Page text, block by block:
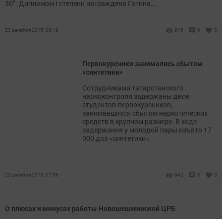
30": Дипломом I степени награждена Гатина...
23 декабря 2015, 08:19 916 0 0
Первокурсники занимались сбытом
«синтетики»
Сотрудниками татарстанского
наркоконтроля задержаны двое
студентов-первокурсников,
занимавшихся сбытом наркотических
средств в крупном размере. В ходе
задержания у молодой пары изъято 17
000 доз «синтетики».
23 декабря 2015, 07:56 942 0 0
О плюсах и минусах работы Новошешминской ЦРБ